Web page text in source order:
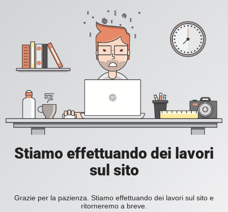
Stiamo effettuando dei lavori
sul sito
Grazie per la pazienza. Stiamo effettuando dei lavori sul sito e
ritorneremo a breve.